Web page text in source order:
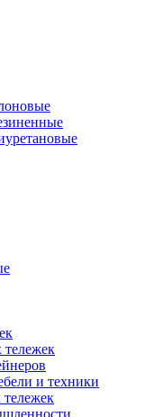
тележек
и техники
тележек